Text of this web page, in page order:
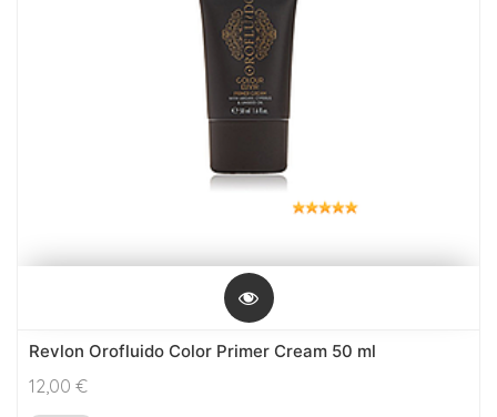
Revlon Orofluido Color Primer Cream 50 ml
12,00 €